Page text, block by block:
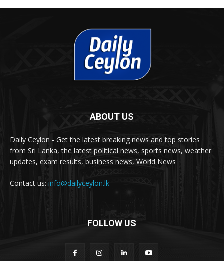
ABOUT US
Daily Ceylon - Get the latest breaking news and top stories
from Sri Lanka, the latest political news, sports news, weather
updates, exam results, business news, World News
Contact us: info@dailyceylon.lk
FOLLOW US